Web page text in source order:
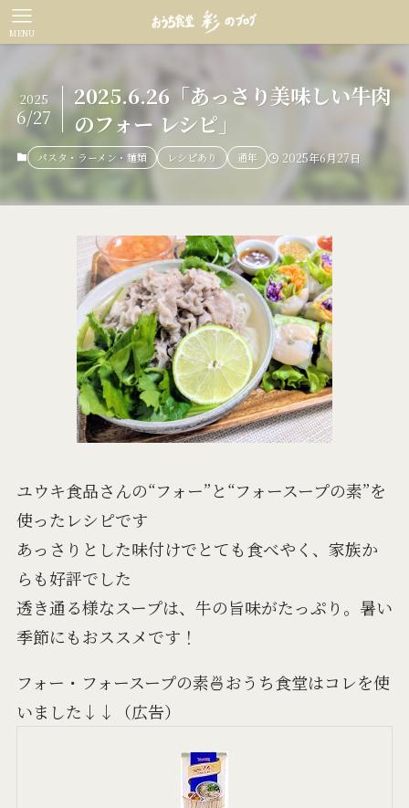
MENU
2025.6.26「あっさり美味しい牛肉
のフォー レシピ」
2025
6/27
パスタ・ラーメン・麺類 レシピあり 通年 2025年6月27日
ユウキ食品さんの“フォー”と“フォースープの素”を
使ったレシピです
あっさりとした味付けでとても食べやく、家族か
らも好評でした
透き通る様なスープは、牛の旨味がたっぷり。暑い
季節にもおススメです！
フォー・フォースープの素🍜おうち食堂はコレを使
いました↓↓（広告）